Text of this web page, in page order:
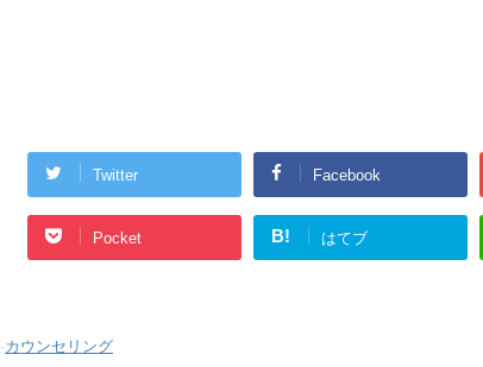
Twitter Facebook
Pocket B! はてブ
-カウンセリング